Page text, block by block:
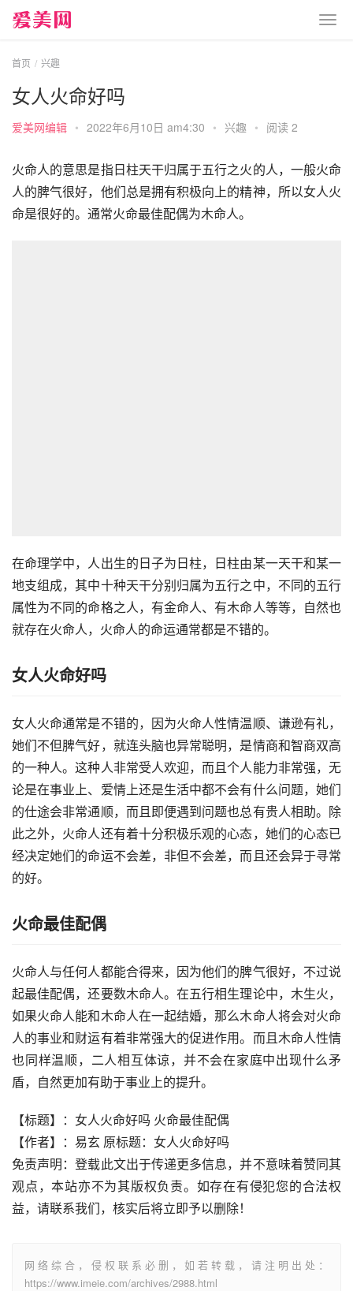
首页 兴趣
女人火命好吗
爱美网编辑 • 2022年6月10日 am4:30 • 兴趣 • 阅读 2
火命人的意思是指日柱天干归属于五行之火的人，一般火命
人的脾气很好，他们总是拥有积极向上的精神，所以女人火
命是很好的。通常火命最佳配偶为木命人。
在命理学中，人出生的日子为日柱，日柱由某一天干和某一
地支组成，其中十种天干分别归属为五行之中，不同的五行
属性为不同的命格之人，有金命人、有木命人等等，自然也
就存在火命人，火命人的命运通常都是不错的。
女人火命好吗
女人火命通常是不错的，因为火命人性情温顺、谦逊有礼，
她们不但脾气好，就连头脑也异常聪明，是情商和智商双高
的一种人。这种人非常受人欢迎，而且个人能力非常强，无
论是在事业上、爱情上还是生活中都不会有什么问题，她们
的仕途会非常通顺，而且即便遇到问题也总有贵人相助。除
此之外，火命人还有着十分积极乐观的心态，她们的心态已
经决定她们的命运不会差，非但不会差，而且还会异于寻常
的好。
火命最佳配偶
火命人与任何人都能合得来，因为他们的脾气很好，不过说
起最佳配偶，还要数木命人。在五行相生理论中，木生火，
如果火命人能和木命人在一起结婚，那么木命人将会对火命
人的事业和财运有着非常强大的促进作用。而且木命人性情
也同样温顺，二人相互体谅，并不会在家庭中出现什么矛
盾，自然更加有助于事业上的提升。
【标题】：女人火命好吗 火命最佳配偶
【作者】：易玄 原标题：女人火命好吗
免责声明：登载此文出于传递更多信息，并不意味着赞同其
观点，本站亦不为其版权负责。如存在有侵犯您的合法权
益，请联系我们，核实后将立即予以删除！
网络综合，侵权联系必删，如若转载，请注明出处：
https://www.imeie.com/archives/2988.html